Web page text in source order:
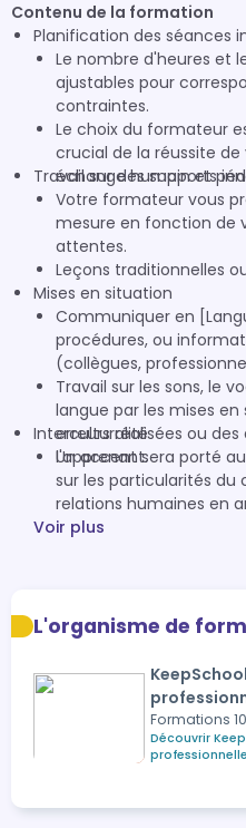
Contenu de la formation
Planification des séances
Le nombre d'heures et
ajustables pour
contraintes.
Le choix du formateur
crucial de la réussite
échange humain et
Travail sur des supports
Votre formateur vous
mesure en fonction de
attentes.
Leçons traditionnelles
Mises en situation
Communiquer en
procédures, ou
(collègues,
Travail sur les sons, le
langue par les mises
erreurs réalisées ou
l'apprenant.
Interculturalité
Un accent sera porté
sur les particularités du
relations humaines en
Voir plus
L'organisme de
Formations
Découvrir
professionnelle